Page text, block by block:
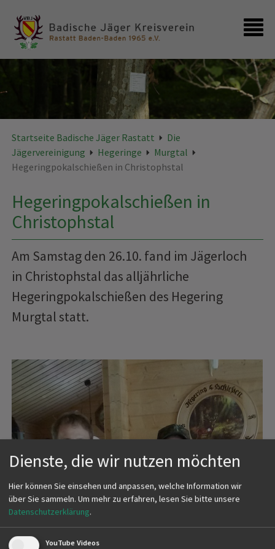
Startseite
Kontakt
Startseite Badische Jäger Rastatt
Die
Jägervereinigung
Hegeringe
Murgtal
Hegeringpokalschießen in Christophstal
Hegeringpokalschießen in
Christophstal
Am Samstag den 26.10. fand im Jägerloch
in Christophstal das alljährliche
Hegeringpokalschießen des Hegering
Murgtal statt.
Dienste, die wir nutzen möchten
Hier können Sie einsehen und anpassen, welche Information wir
über Sie sammeln. Um mehr zu erfahren, lesen Sie bitte unsere
Datenschutzerklärung.
YouTube Videos